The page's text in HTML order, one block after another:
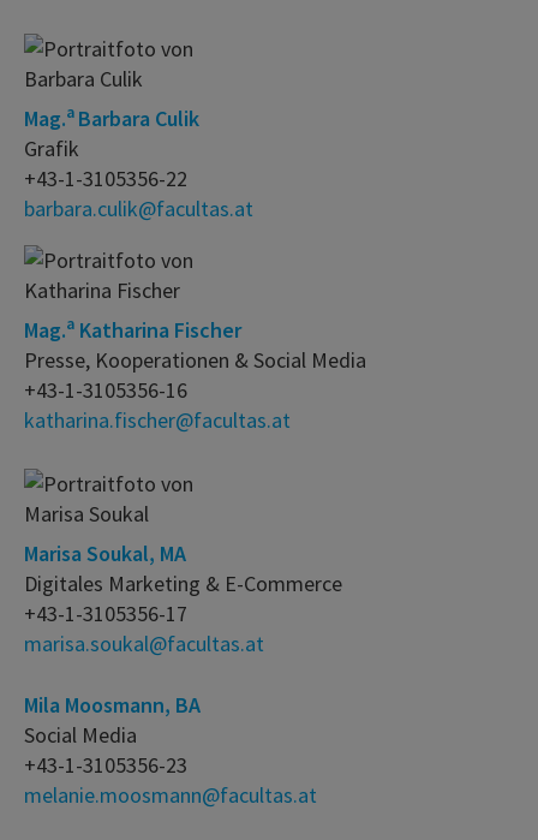
Mag.a Barbara Culik
Grafik
+43-1-3105356-22
barbara.culik@facultas.at
Mag.a Katharina Fischer
Presse, Kooperationen & Social Media
+43-1-3105356-16
katharina.fischer@facultas.at
Marisa Soukal, MA
Digitales Marketing & E-Commerce
+43-1-3105356-17
marisa.soukal@facultas.at
Mila Moosmann, BA
Social Media
+43-1-3105356-23
melanie.moosmann@facultas.at